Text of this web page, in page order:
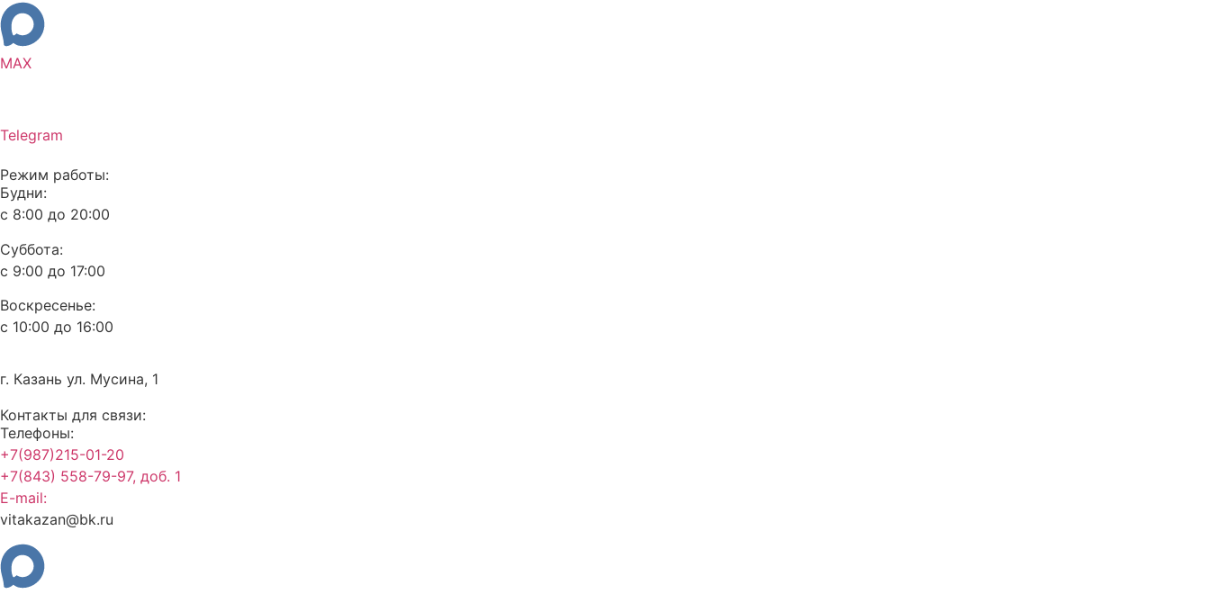
MAX
Telegram
Режим работы:
Будни:
с 8:00 до 20:00
Суббота:
с 9:00 до 17:00
Воскресенье:
с 10:00 до 16:00
г. Казань ул. Мусина, 1
Контакты для связи:
Телефоны:
+7(987)215-01-20
+7(843) 558-79-97, доб. 1
E-mail:
vitakazan@bk.ru